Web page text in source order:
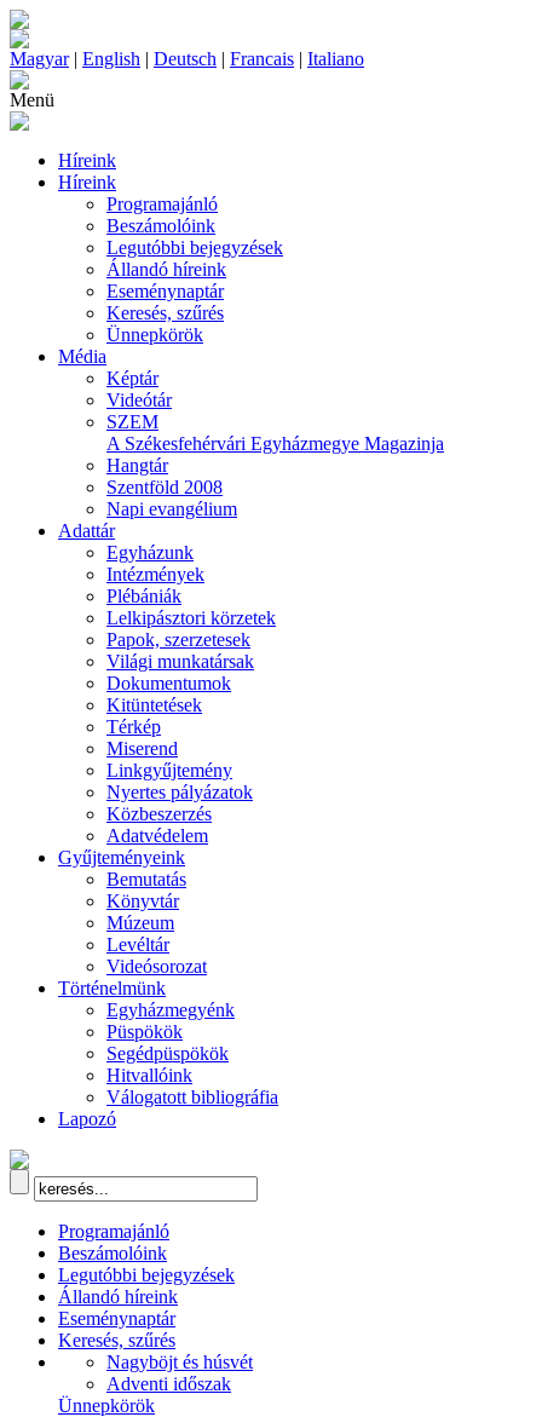
Magyar| English | Deutsch | Francais | Italiano
Menü
Híreink
Híreink
Programajánló
Beszámolóink
Legutóbbi bejegyzések
Állandó híreink
Eseménynaptár
Keresés, szűrés
Ünnepkörök
Média
Képtár
Videótár
SZEM
A Székesfehérvári Egyházmegye Magazinja
Hangtár
Szentföld 2008
Napi evangélium
Adattár
Egyházunk
Intézmények
Plébániák
Lelkipásztori körzetek
Papok, szerzetesek
Világi munkatársak
Dokumentumok
Kitüntetések
Térkép
Miserend
Linkgyűjtemény
Nyertes pályázatok
Közbeszerzés
Adatvédelem
Gyűjteményeink
Bemutatás
Könyvtár
Múzeum
Levéltár
Videósorozat
Történelmünk
Egyházmegyénk
Püspökök
Segédpüspökök
Hitvallóink
Válogatott bibliográfia
Lapozó
Programajánló
Beszámolóink
Legutóbbi bejegyzések
Állandó híreink
Eseménynaptár
Keresés, szűrés
Nagyböjt és húsvét
Adventi időszak
Ünnepkörök